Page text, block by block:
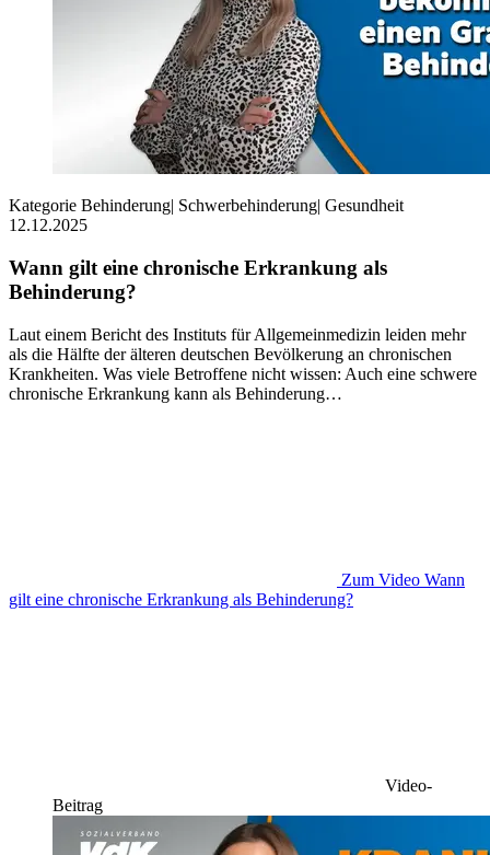
Kategorie Behinderung| Schwerbehinderung| Gesundheit
12.12.2025
Wann gilt eine chronische Erkrankung als
Behinderung?
Laut einem Bericht des Instituts für Allgemeinmedizin leiden mehr
als die Hälfte der älteren deutschen Bevölkerung an chronischen
Krankheiten. Was viele Betroffene nicht wissen: Auch eine schwere
chronische Erkrankung kann als Behinderung…
Zum Video Wann
gilt eine chronische Erkrankung als Behinderung?
Video-
Beitrag